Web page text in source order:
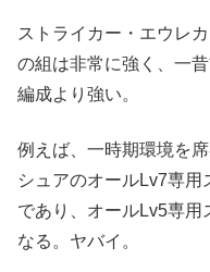
ストライカー・エウレ
の組は非常に強く、一
編成より強い。
例えば、一時期環境を
シュアのオールLv7専
であり、オールLv5専用
なる。ヤバイ。